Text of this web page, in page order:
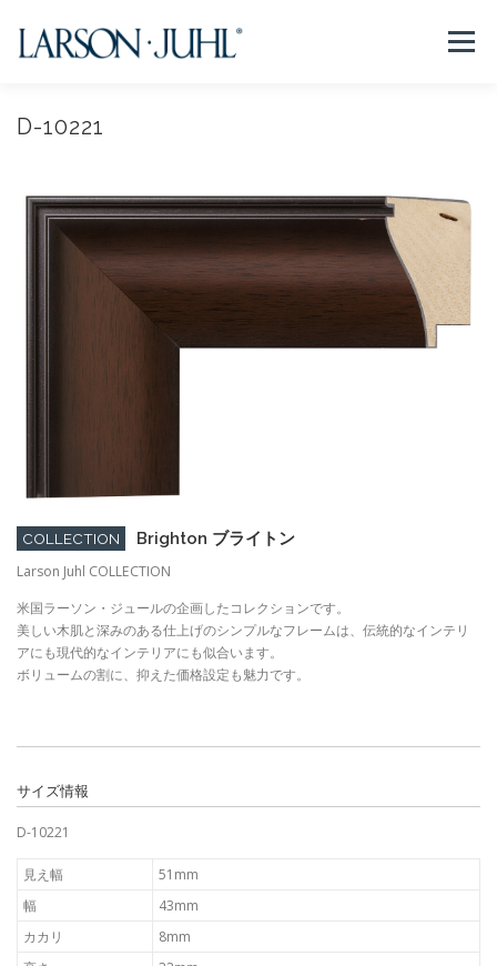
メニュー
NEWS
取扱店リスト お問い合わせ 法人のお客様
D-10221
COLLECTION
Brighton ブライトン
Larson Juhl COLLECTION
米国ラーソン・ジュールの企画したコレクションです。
美しい木肌と深みのある仕上げのシンプルなフレームは、伝統的なインテリ
アにも現代的なインテリアにも似合います。
ボリュームの割に、抑えた価格設定も魅力です。
サイズ情報
D-10221
見え幅
51mm
幅
43mm
カカリ
8mm